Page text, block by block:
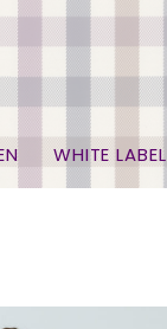
WHITE LABEL